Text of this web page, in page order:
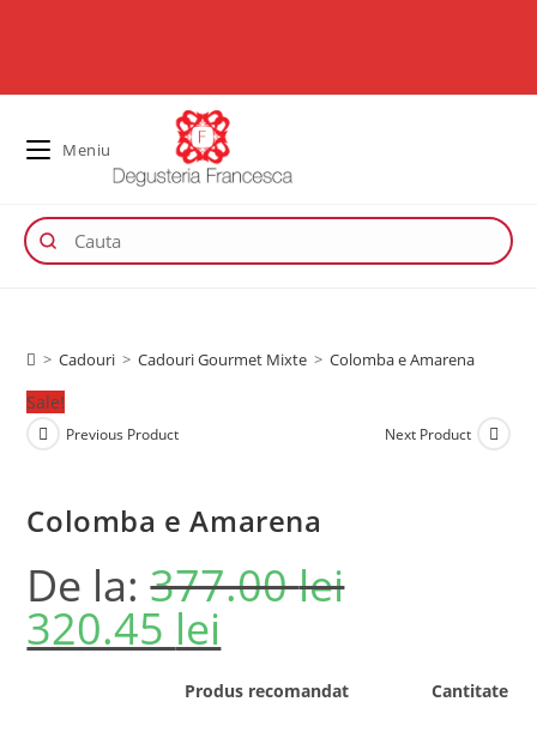
Meniu
> Cadouri > Cadouri Gourmet Mixte > Colomba e Amarena
Sale!
Previous Product Next Product
Colomba e Amarena
De la:377.00lei
320.45 lei
Produs recomandat Cantitate